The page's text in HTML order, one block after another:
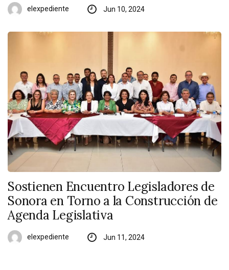
elexpediente Jun 10, 2024
Sostienen Encuentro Legisladores de
Sonora en Torno a la Construcción de
Agenda Legislativa
elexpediente Jun 11, 2024